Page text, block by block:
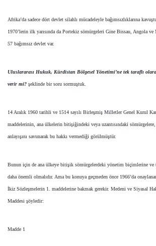
Afrika’da sadece dört devlet silahlı mücadeleyle bağımsızlıklarına
1970’lerin ilk yarısında da Portekiz sömürgeleri Gine Bissau, Angola
57 bağımsız devlet var.
Uluslararası Hukuk, Kürdistan Bölgesel Yönetimi’ne tek taraflı
verir mi? şeklinde bir soru sormuştuk.
14 Aralık 1960 tarihli ve 1514 sayılı Birleşmiş Milletler Genel Kurul
maddelerinin, ana ülkelerin bitişiğindeki veya uzantısındaki
anlayışını savunarak bu hakkı vermediği görülmüştür.
Bunun için de ana ülkeye bitişik sömürgelerdeki yönetim biçimlerine ve
daha önemli olmalıdır. Ama bu konuya geçmeden önce 1966’da
İkiz Sözleşmelerin 1. maddelerine bakmak gerekir. Medeni ve Siyasal
Maddesi şöyledir:
Madde 1